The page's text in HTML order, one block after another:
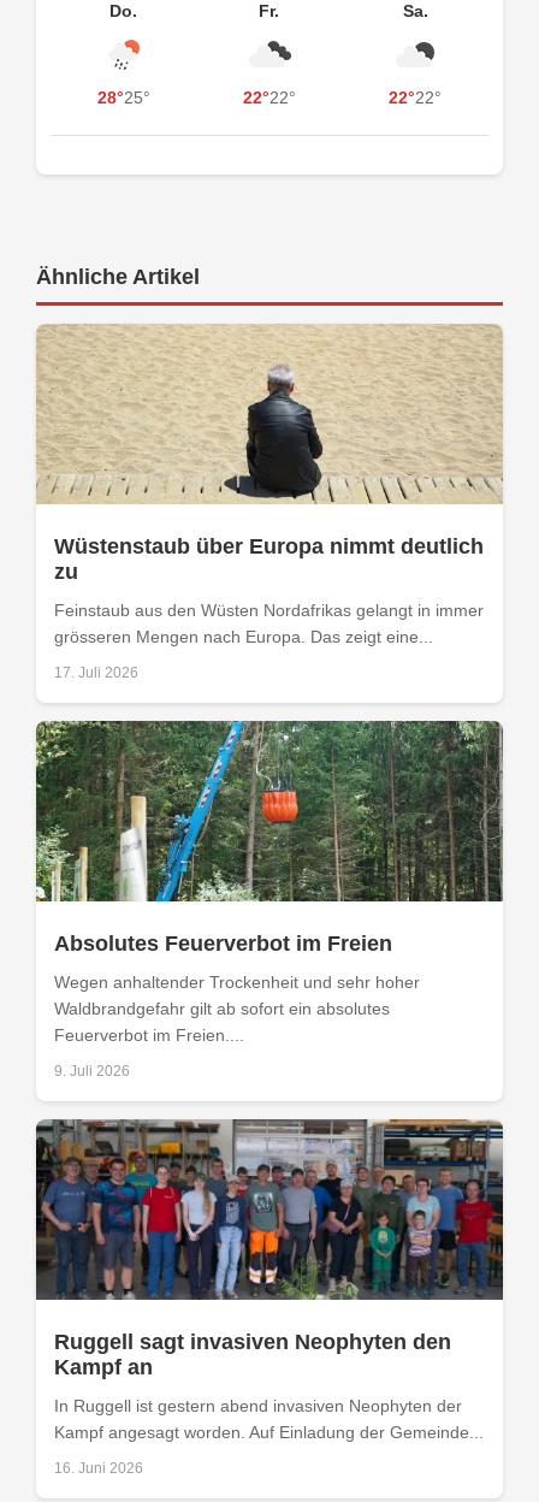
Do.
28°25°
Fr.
22°22°
Sa.
22°22°
Ähnliche Artikel
Wüstenstaub über Europa nimmt deutlich
zu
Feinstaub aus den Wüsten Nordafrikas gelangt in immer
grösseren Mengen nach Europa. Das zeigt eine...
17. Juli 2026
Absolutes Feuerverbot im Freien
Wegen anhaltender Trockenheit und sehr hoher
Waldbrandgefahr gilt ab sofort ein absolutes
Feuerverbot im Freien....
9. Juli 2026
Ruggell sagt invasiven Neophyten den
Kampf an
In Ruggell ist gestern abend invasiven Neophyten der
Kampf angesagt worden. Auf Einladung der Gemeinde...
16. Juni 2026